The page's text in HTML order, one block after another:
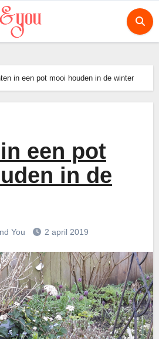
in een pot mooi houden in de winter
een pot
in de
You 2 april 2019